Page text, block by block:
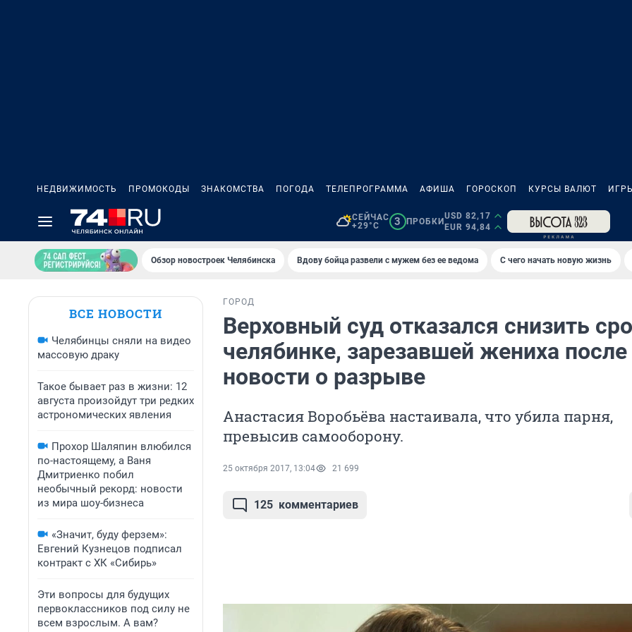
НЕДВИЖИМОСТЬ ПРОМОКОДЫ ЗНАКОМСТВА ПОГОДА ТЕЛЕПРОГРАММА АФИША ГОРОСКОП КУРСЫ ВАЛЮТ
СЕЙЧАС
+29°C
3 ПРОБКИ
USD 82,17
EUR 94,84
Обзор новостроек Челябинска Вдову бойца развели с мужем без ее ведома С чего начать новую жизнь
ВСЕ НОВОСТИ
Челябинцы сняли на видео
массовую драку
Такое бывает раз в жизни: 12
августа произойдут три редких
астрономических явления
Прохор Шаляпин влюбился
по-настоящему, а Ваня
Дмитриенко побил
необычный рекорд: новости
из мира шоу-бизнеса
«Значит, буду ферзем»:
Евгений Кузнецов подписал
контракт с ХК «Сибирь»
Эти вопросы для будущих
первоклассников под силу не
всем взрослым. А вам?
ГОРОД
Верховный суд отказался снизить
челябинке, зарезавшей жениха после
новости о разрыве
Анастасия Воробьёва настаивала, что убила парня,
превысив самооборону.
25 октября 2017, 13:04 21 699
125 комментариев